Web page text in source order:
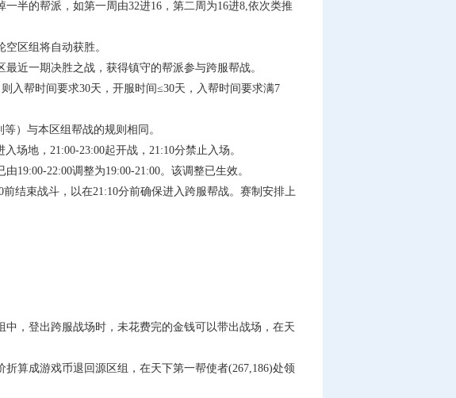
的帮派，如第一周由32进16，第二周为16进8,依次类推
区组将自动获胜。
一期决胜之战，获得镇守的帮派参与跨服帮战。
帮时间要求30天，开服时间≤30天，入帮时间要求满7
）与本区组帮战的规则相同。
地，21:00-23:00起开战，21:10分禁止入场。
22:00调整为19:00-21:00。该调整已生效。
束战斗，以在21:10分前确保进入跨服帮战。赛制安排上
，登出跨服战场时，未花费完的金钱可以带出战场，在天
成游戏币退回源区组，在天下第一帮使者(267,186)处领